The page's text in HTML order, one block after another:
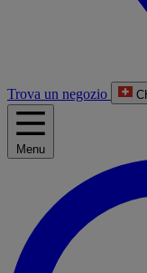
Trova un negozio
Menu